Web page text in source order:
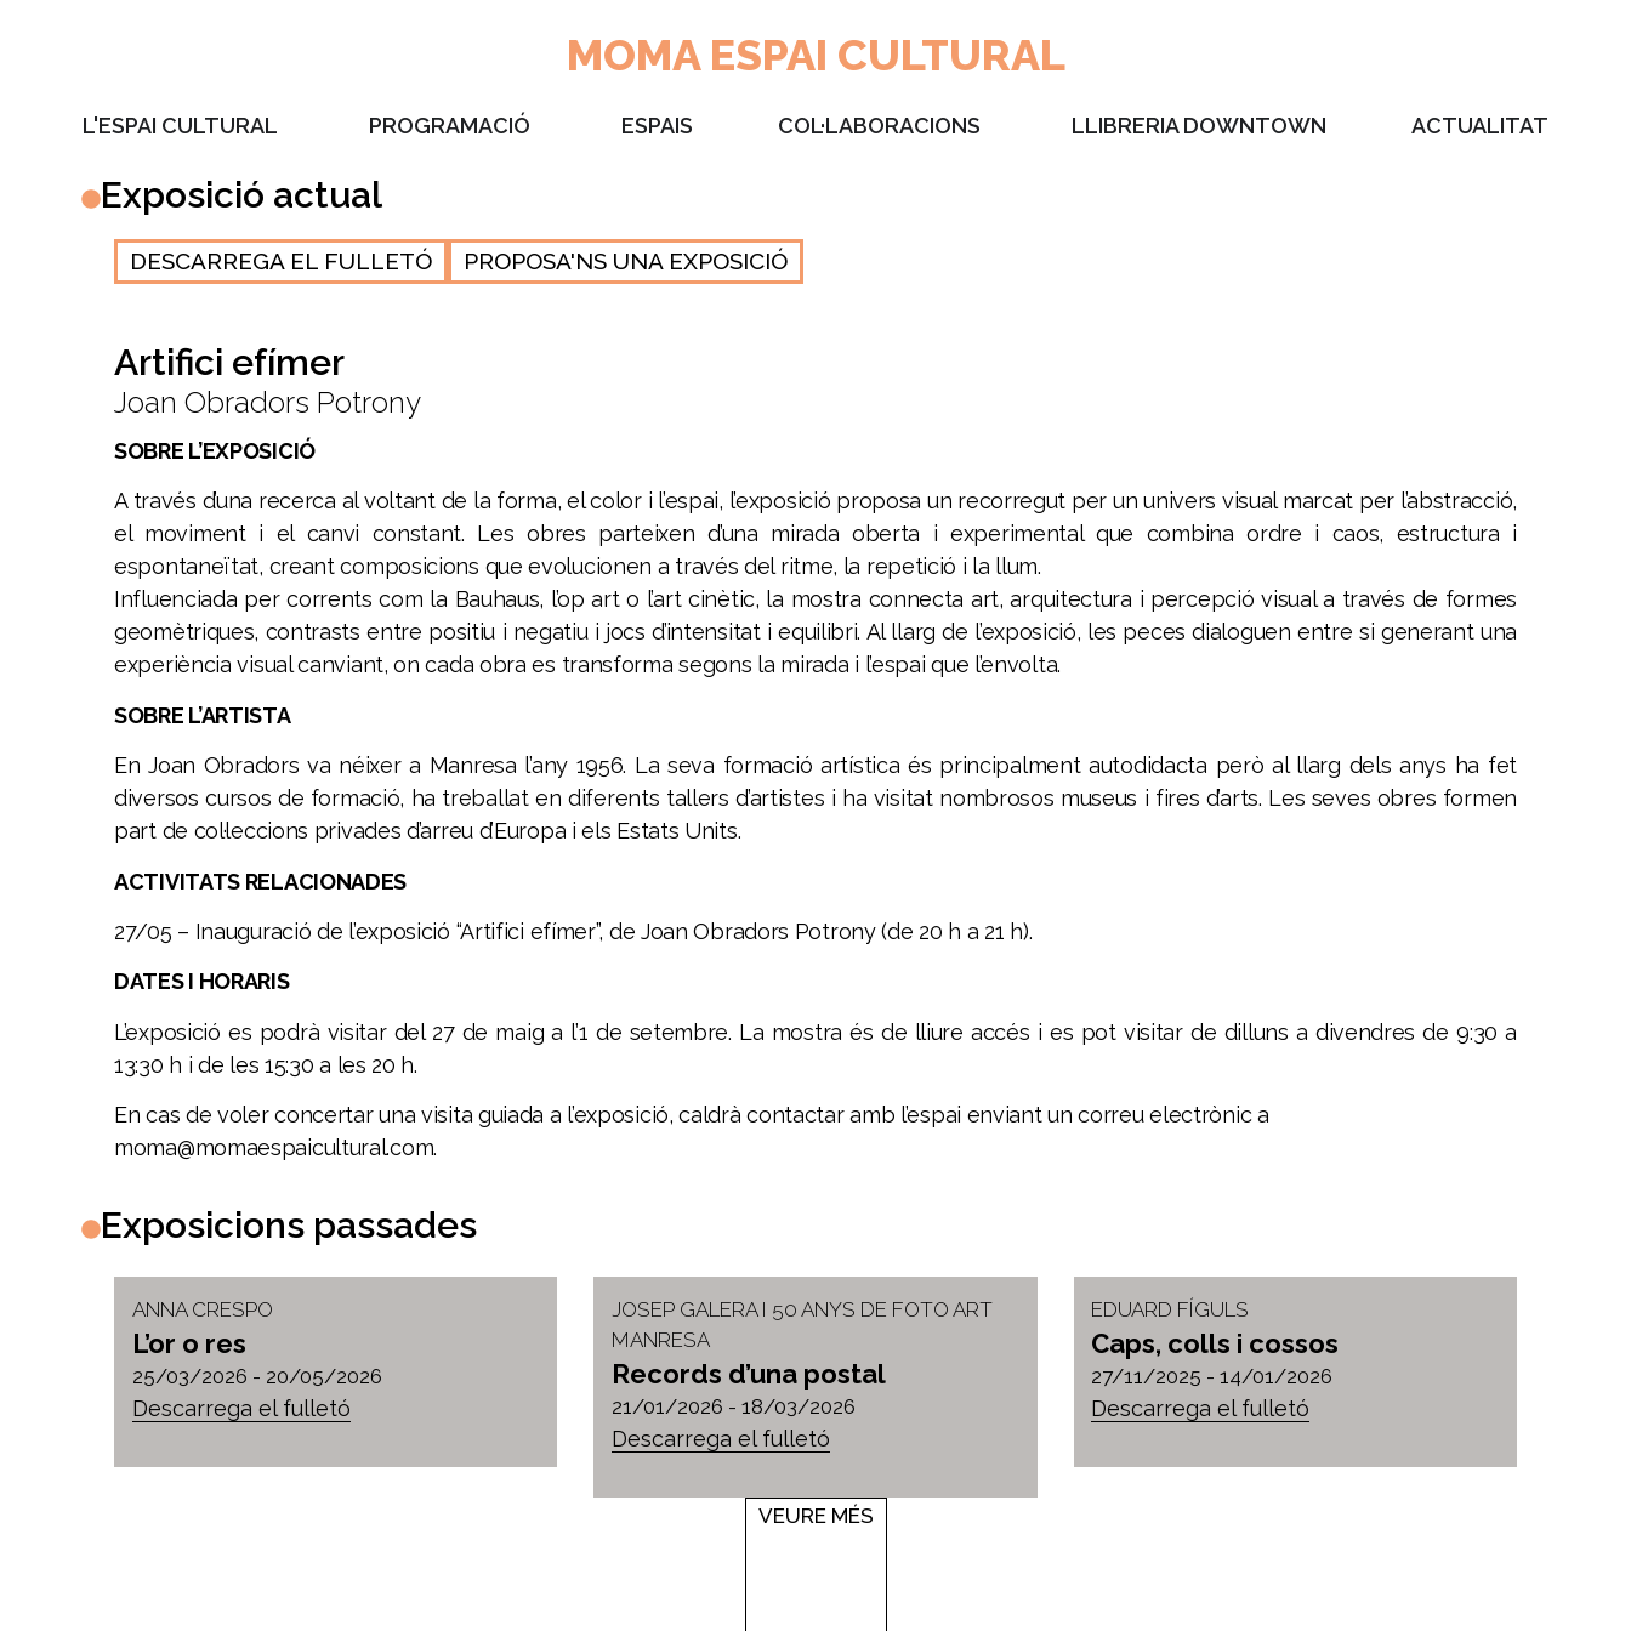
MOMA ESPAI CULTURAL
L'ESPAI CULTURAL PROGRAMACIÓ ESPAIS COL·LABORACIONS LLIBRERIA DOWNTOWN ACTUALITAT
Exposició actual
DESCARREGA EL FULLETÓ PROPOSA'NS UNA EXPOSICIÓ
Artifici efímer
Joan Obradors Potrony
SOBRE L’EXPOSICIÓ
A través d’una recerca al voltant de la forma, el color i l’espai, l’exposició proposa un recorregut per un univers visual marcat per l’abstracció,
el moviment i el canvi constant. Les obres parteixen d’una mirada oberta i experimental que combina ordre i caos, estructura i
espontaneïtat, creant composicions que evolucionen a través del ritme, la repetició i la llum.
Influenciada per corrents com la Bauhaus, l’op art o l’art cinètic, la mostra connecta art, arquitectura i percepció visual a través de formes
geomètriques, contrasts entre positiu i negatiu i jocs d’intensitat i equilibri. Al llarg de l’exposició, les peces dialoguen entre si generant una
experiència visual canviant, on cada obra es transforma segons la mirada i l’espai que l’envolta.
SOBRE L’ARTISTA
En Joan Obradors va néixer a Manresa l’any 1956. La seva formació artística és principalment autodidacta però al llarg dels anys ha fet
diversos cursos de formació, ha treballat en diferents tallers d’artistes i ha visitat nombrosos museus i fires d’arts. Les seves obres formen
part de col·leccions privades d’arreu d’Europa i els Estats Units.
ACTIVITATS RELACIONADES
27/05 – Inauguració de l’exposició “Artifici efímer”, de Joan Obradors Potrony (de 20 h a 21 h).
DATES I HORARIS
L’exposició es podrà visitar del 27 de maig a l’1 de setembre. La mostra és de lliure accés i es pot visitar de dilluns a divendres de 9:30 a
13:30 h i de les 15:30 a les 20 h.
En cas de voler concertar una visita guiada a l’exposició, caldrà contactar amb l’espai enviant un correu electrònic a
moma@momaespaicultural.com.
Exposicions passades
ANNA CRESPO
L’or o res
25/03/2026 - 20/05/2026
Descarrega el fulletó
JOSEP GALERA I 50 ANYS DE FOTO ART
MANRESA
Records d’una postal
21/01/2026 - 18/03/2026
Descarrega el fulletó
EDUARD FÍGULS
Caps, colls i cossos
27/11/2025 - 14/01/2026
Descarrega el fulletó
VEURE MÉS